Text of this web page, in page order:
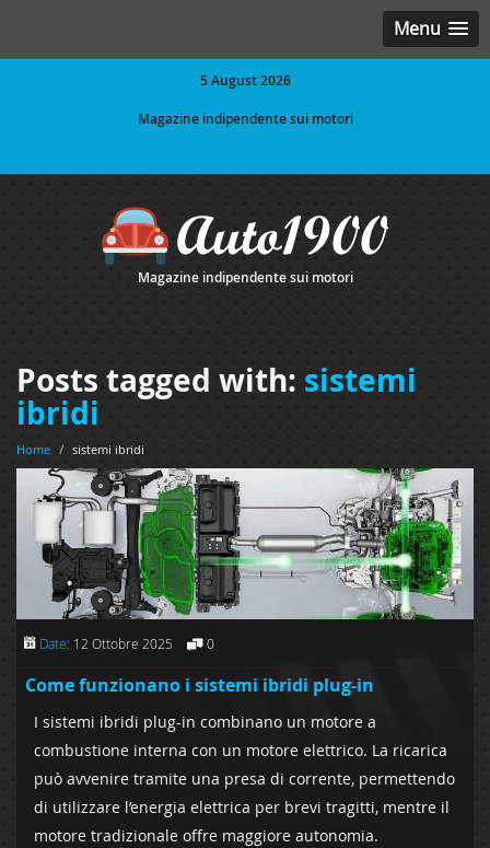
Menu
5 August 2026
Magazine indipendente sui motori
Magazine indipendente sui motori
Posts tagged with: sistemi
ibridi
Home / sistemi ibridi
Date: 12 Ottobre 2025 0
Come funzionano i sistemi ibridi plug-in
I sistemi ibridi plug-in combinano un motore a
combustione interna con un motore elettrico. La ricarica
può avvenire tramite una presa di corrente, permettendo
di utilizzare l’energia elettrica per brevi tragitti, mentre il
motore tradizionale offre maggiore autonomia.